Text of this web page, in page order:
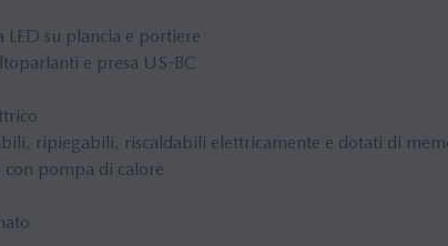
su plancia e portiere
e presa US-BC
ripiegabili, riscaldabili elettricamente e dotati di
con pompa di calore